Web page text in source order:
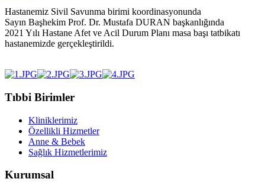
Hastanemiz Sivil Savunma birimi koordinasyonunda
Sayın Başhekim Prof. Dr. Mustafa DURAN başkanlığında
2021 Yılı Hastane Afet ve Acil Durum Planı masa başı tatbikatı
hastanemizde gerçekleştirildi.
Tıbbi Birimler
Kliniklerimiz
Özellikli Hizmetler
Anne & Bebek
Sağlık Hizmetlerimiz
Kurumsal